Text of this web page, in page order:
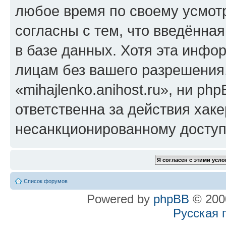
любое время по своему
согласны с тем, что
в базе данных. Хотя эта
лицам без вашего
«mihajlenko.anihost.ru», ни
ответственна за действия
несанкционированному
Список форумов
Powered by phpBB ©
Русская